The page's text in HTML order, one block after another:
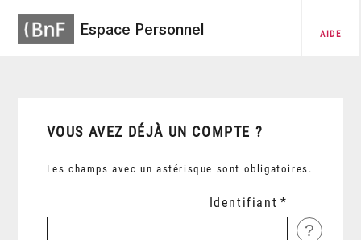
Espace Personnel AIDE
VOUS AVEZ DÉJÀ UN COMPTE ?
Les champs avec un astérisque sont obligatoires.
Identifiant
?